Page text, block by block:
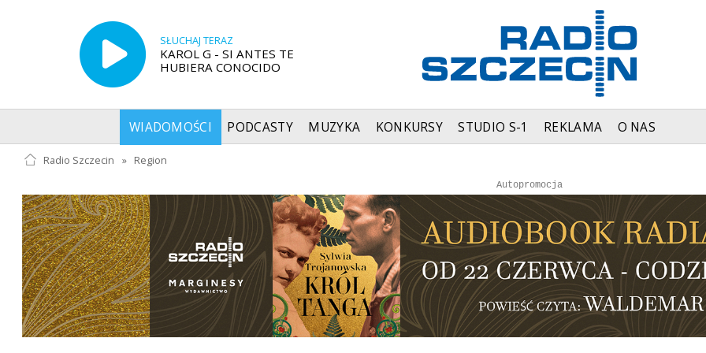
SŁUCHAJ TERAZ
KAROL G - SI ANTES TE
HUBIERA CONOCIDO
WIADOMOŚCI PODCASTY MUZYKA KONKURSY STUDIO S-1 REKLAMA O NAS
Radio Szczecin » Region
Autopromocja
Autopromocja
Reklama